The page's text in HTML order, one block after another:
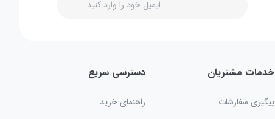
خدمات مشتریان
پیگیری سفارشات
دسترسی سریع
راهنمای خرید